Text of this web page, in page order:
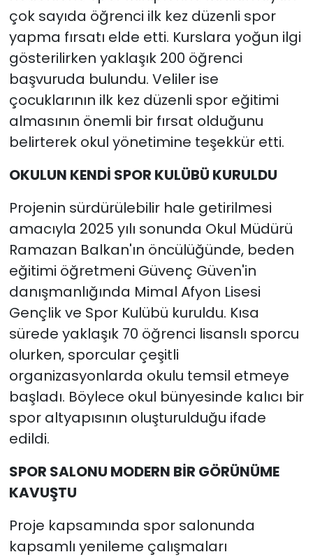
çok sayıda öğrenci ilk kez düzenli spor
yapma fırsatı elde etti. Kurslara yoğun ilgi
gösterilirken yaklaşık 200 öğrenci
başvuruda bulundu. Veliler ise
çocuklarının ilk kez düzenli spor eğitimi
almasının önemli bir fırsat olduğunu
belirterek okul yönetimine teşekkür etti.
OKULUN KENDİ SPOR KULÜBÜ KURULDU
Projenin sürdürülebilir hale getirilmesi
amacıyla 2025 yılı sonunda Okul Müdürü
Ramazan Balkan'ın öncülüğünde, beden
eğitimi öğretmeni Güvenç Güven'in
danışmanlığında Mimal Afyon Lisesi
Gençlik ve Spor Kulübü kuruldu. Kısa
sürede yaklaşık 70 öğrenci lisanslı sporcu
olurken, sporcular çeşitli
organizasyonlarda okulu temsil etmeye
başladı. Böylece okul bünyesinde kalıcı bir
spor altyapısının oluşturulduğu ifade
edildi.
SPOR SALONU MODERN BİR GÖRÜNÜME
KAVUŞTU
Proje kapsamında spor salonunda
kapsamlı yenileme çalışmaları